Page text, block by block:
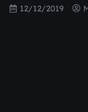
12/12/2019